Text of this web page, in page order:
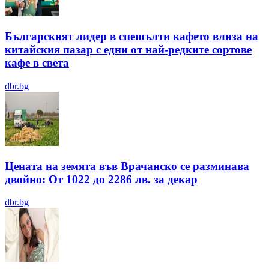
Българският лидер в спешълти кафето влиза на
китайския пазар с едни от най-редките сортове
кафе в света
dbr.bg
Цената на земята във Врачанско се разминава
двойно: От 1022 до 2286 лв. за декар
dbr.bg